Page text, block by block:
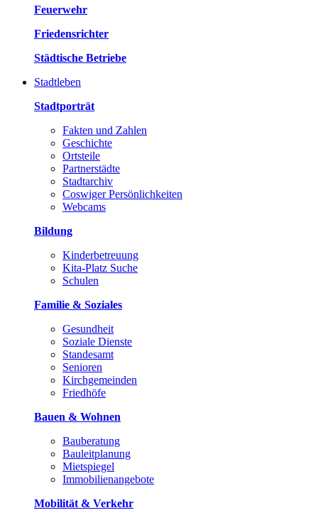
Feuerwehr
Friedensrichter
Städtische Betriebe
Stadtleben
Stadtporträt
Fakten und Zahlen
Geschichte
Ortsteile
Partnerstädte
Stadtarchiv
Coswiger Persönlichkeiten
Webcams
Bildung
Kinderbetreuung
Kita-Platz Suche
Schulen
Familie & Soziales
Gesundheit
Soziale Dienste
Standesamt
Senioren
Kirchgemeinden
Friedhöfe
Bauen & Wohnen
Bauberatung
Bauleitplanung
Mietspiegel
Immobilienangebote
Mobilität & Verkehr